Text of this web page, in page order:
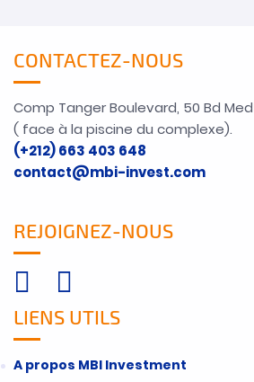
CONTACTEZ-NOUS
Comp Tanger Boulevard, 50 Bd
( face à la piscine du complexe).
(+212) 663 403 648
contact@mbi-invest.com
REJOIGNEZ-NOUS
LIENS UTILS
A propos MBI Investment